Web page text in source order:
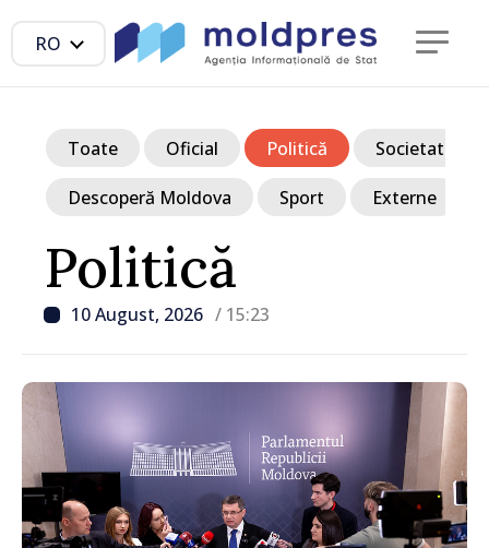
RO
Politică
10 August, 2026 / 15:23
Toate Oficial Politică Societate
Descoperă Moldova Sport Externe